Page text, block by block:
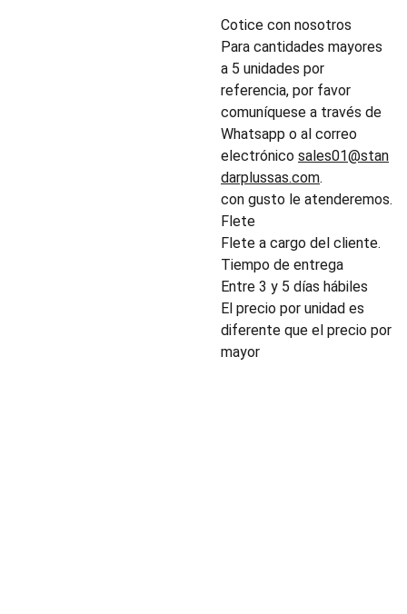
Cotice con nosotros
Para cantidades mayores
a 5 unidades por
referencia, por favor
comuníquese a través de
Whatsapp o al correo
electrónico sales01@stan
darplussas.com.
con gusto le atenderemos.
Flete
Flete a cargo del cliente.
Tiempo de entrega
Entre 3 y 5 días hábiles
El precio por unidad es
diferente que el precio por
mayor